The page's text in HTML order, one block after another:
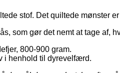
stof. Det quiltede mønster
som gør det nemt at tage af,
800-900 gram.
i henhold til dyrevelfærd.